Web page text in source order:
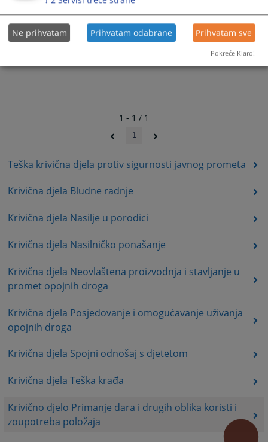
Teška krivična djela protiv sigurnosti javnog prometa
Krivična djela Bludne radnje
Krivična djela Nasilje u porodici
Krivična djela Nasilničko ponašanje
Krivična djela Neovlaštena proizvodnja i stavljanje u
promet opojnih droga
Krivična djela Posjedovanje i omogućavanje uživanja
opojnih droga
Krivična djela Spojni odnošaj s djetetom
Krivična djela Teška krađa
Krivično djelo Primanje dara i drugih oblika koristi i
zoupotreba položaja
1 - 1 / 1
1
Ne prihvatam Prihvatam odabrane Prihvatam sve
Pokreće Klaro!